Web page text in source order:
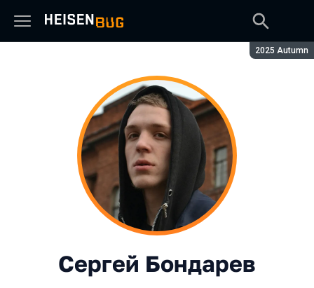
Сезон:
2025 Autumn
Сергей Бондарев